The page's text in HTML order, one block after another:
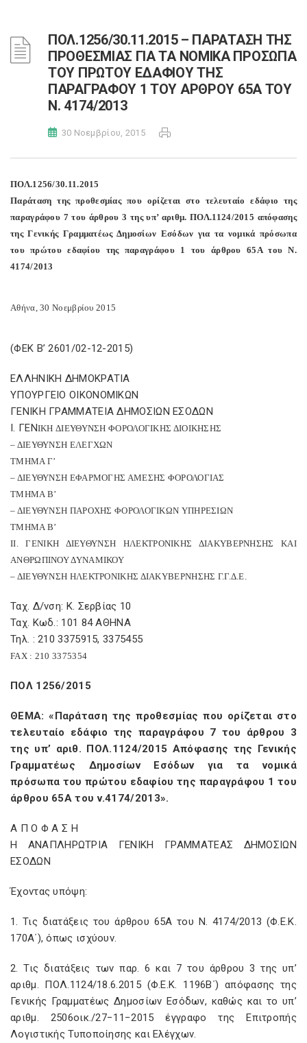
ΠΟΛ.1256/30.11.2015 – ΠΑΡΑΤΑΣΗ ΤΗΣ
ΠΡΟΘΕΣΜΙΑΣ ΓΙΑ ΤΑ ΝΟΜΙΚΑ ΠΡΟΣΩΠΑ
ΤΟΥ ΠΡΩΤΟΥ ΕΔΑΦΙΟΥ ΤΗΣ
ΠΑΡΑΓΡΑΦΟΥ 1 ΤΟΥ ΑΡΘΡΟΥ 65Α ΤΟΥ
Ν. 4174/2013
30 Νοεμβρίου, 2015
ΠΟΛ.1256/30.11.2015
Παράταση της προθεσμίας που ορίζεται στο τελευταίο εδάφιο της
παραγράφου 7 του άρθρου 3 της υπ’ αριθμ. ΠΟΛ.1124/2015 απόφασης
της Γενικής Γραμματέως Δημοσίων Εσόδων για τα νομικά πρόσωπα
του πρώτου εδαφίου της παραγράφου 1 του άρθρου 65Α του Ν.
4174/2013
Αθήνα, 30 Νοεμβρίου 2015
(ΦΕΚ Β’ 2601/02-12-2015)
ΕΛΛΗΝΙΚΗ ΔΗΜΟΚΡΑΤΙΑ
ΥΠΟΥΡΓΕΙΟ ΟΙΚΟΝΟΜΙΚΩΝ
ΓΕΝΙΚΗ ΓΡΑΜΜΑΤΕΙΑ ΔΗΜΟΣΙΩΝ ΕΣΟΔΩΝ
Ι. ΓΕΝIKH ΔΙΕΥΘΥΝΣΗ ΦΟΡΟΛΟΓΙΚΗΣ ΔΙΟΙΚΗΣΗΣ
– ΔΙΕΥΘΥΝΣΗ ΕΛΕΓΧΩΝ
ΤΜΗΜΑ Γ’
– ΔΙΕΥΘΥΝΣΗ ΕΦΑΡΜΟΓΗΣ ΑΜΕΣΗΣ ΦΟΡΟΛΟΓΙΑΣ
ΤΜΗΜΑ Β’
– ΔΙΕΥΘΥΝΣΗ ΠΑΡΟΧΗΣ ΦΟΡΟΛΟΓΙΚΩΝ ΥΠΗΡΕΣΙΩΝ
ΤΜΗΜΑ Β’
ΙΙ. ΓΕΝΙΚΗ ΔΙΕΥΘΥΝΣΗ ΗΛΕΚΤΡΟΝΙΚΗΣ ΔΙΑΚΥΒΕΡΝΗΣΗΣ ΚΑΙ
ΑΝΘΡΩΠΙΝΟΥ ΔΥΝΑΜΙΚΟΥ
– ΔΙΕΥΘΥΝΣΗ ΗΛΕΚΤΡΟΝΙΚΗΣ ΔΙΑΚΥΒΕΡΝΗΣΗΣ Γ.Γ.Δ.Ε.
Ταχ. Δ/νση: Κ. Σερβίας 10
Ταχ. Κωδ.: 101 84 ΑΘΗΝΑ
Τηλ. : 210 3375915, 3375455
FAX: 210 3375354
ΠΟΛ 1256/2015
ΘΕΜΑ: «Παράταση της προθεσμίας που ορίζεται στο
τελευταίο εδάφιο της παραγράφου 7 του άρθρου 3
της υπ’ αριθ. ΠΟΛ.1124/2015 Απόφασης της Γενικής
Γραμματέως Δημοσίων Εσόδων για τα νομικά
πρόσωπα του πρώτου εδαφίου της παραγράφου 1 του
άρθρου 65Α του ν.4174/2013».
Α Π Ο Φ Α Σ Η
Η ΑΝΑΠΛΗΡΩΤΡΙΑ ΓΕΝΙΚΗ ΓΡΑΜΜΑΤΕΑΣ ΔΗΜΟΣΙΩΝ
ΕΣΟΔΩΝ
Έχοντας υπόψη:
1. Τις διατάξεις του άρθρου 65Α του Ν. 4174/2013 (Φ.Ε.Κ.
170Α΄), όπως ισχύουν.
2. Τις διατάξεις των παρ. 6 και 7 του άρθρου 3 της υπ’
αριθμ. ΠΟΛ.1124/18.6.2015 (Φ.Ε.Κ. 1196Β΄) απόφασης της
Γενικής Γραμματέως Δημοσίων Εσόδων, καθώς και το υπ’
αριθμ. 2506οικ./27−11−2015 έγγραφο της Επιτροπής
Λογιστικής Τυποποίησης και Ελέγχων.